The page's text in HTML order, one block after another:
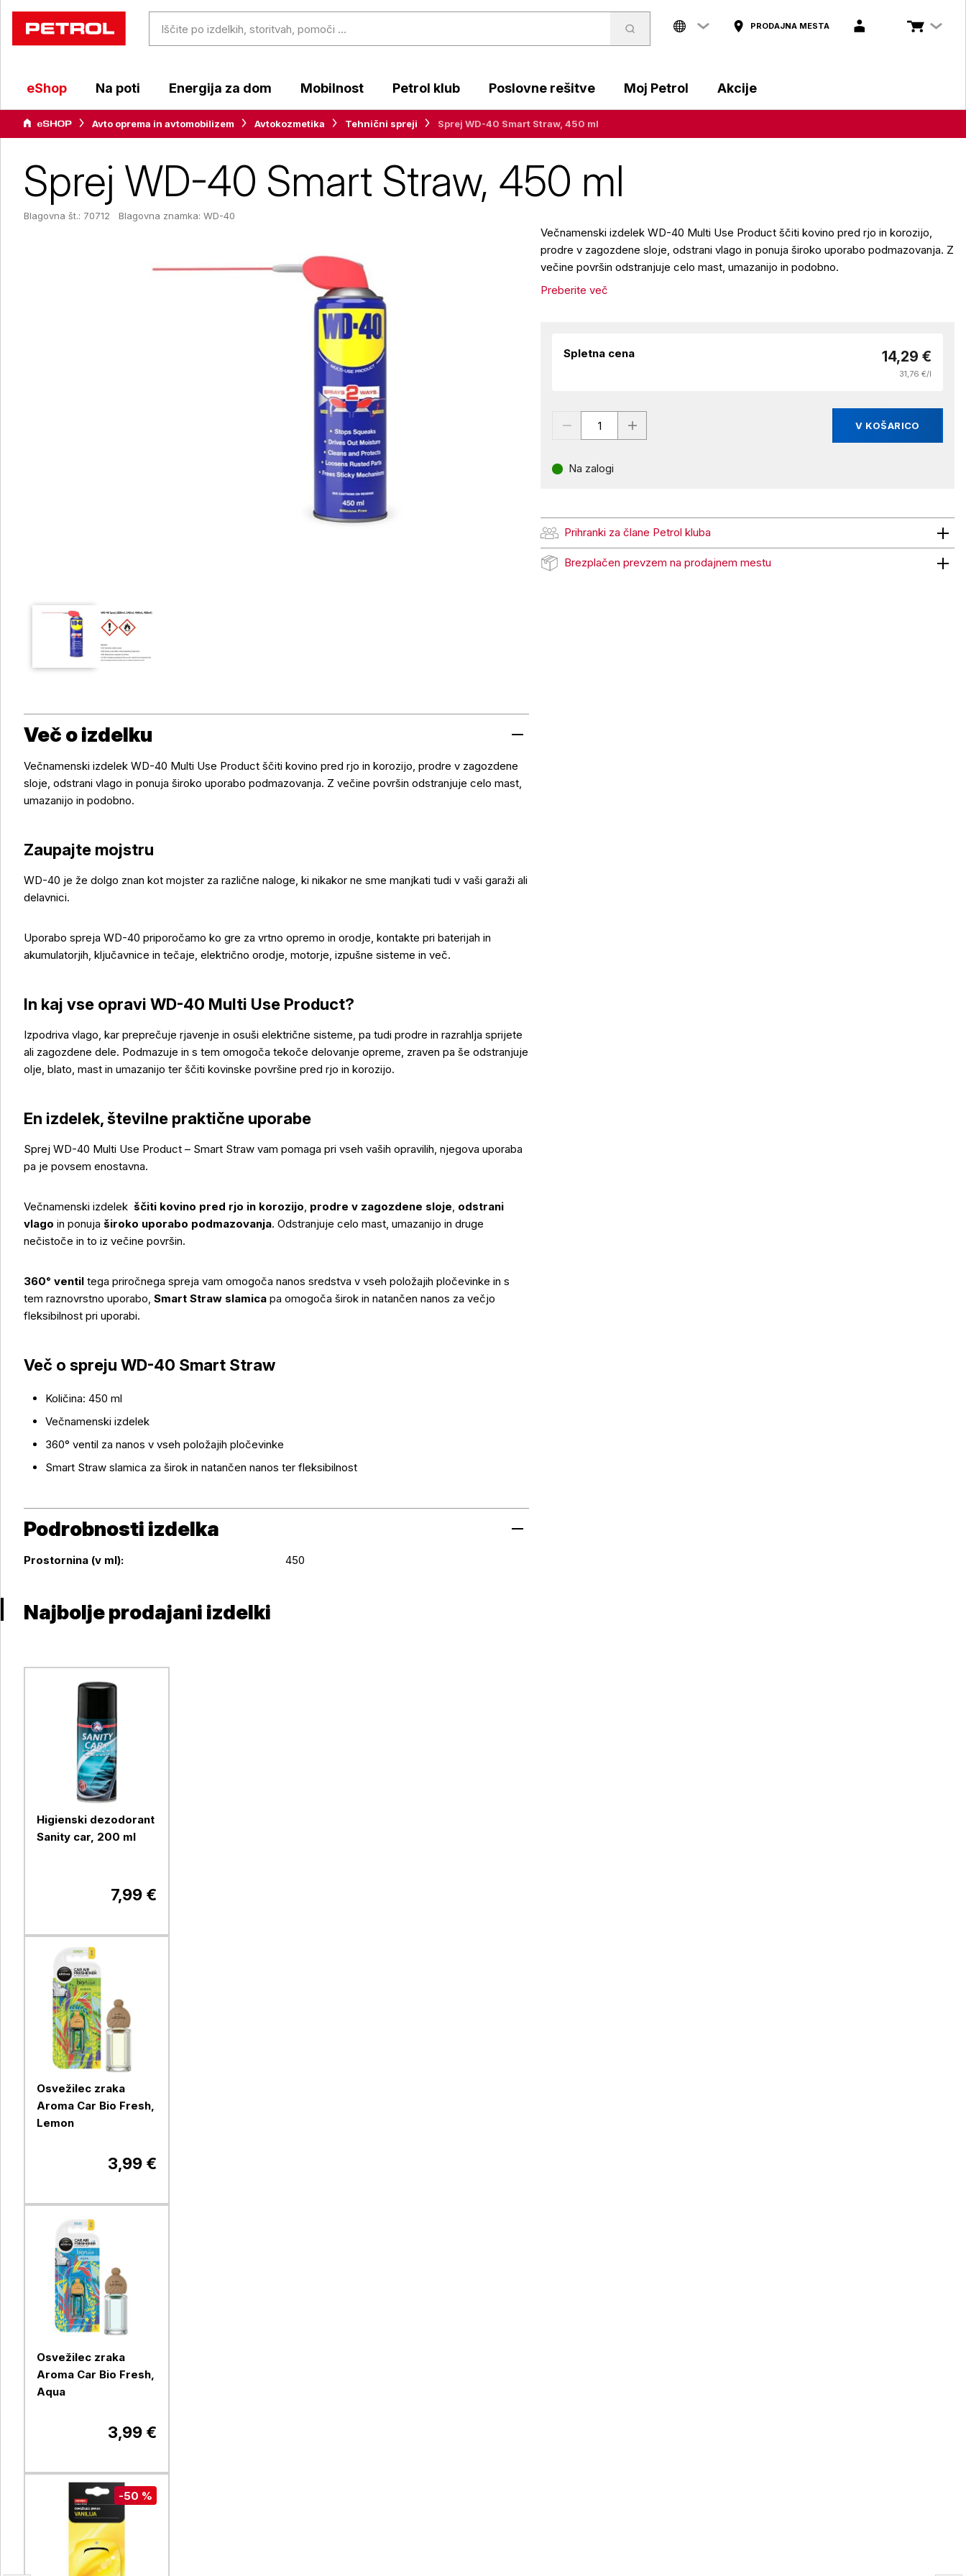
PRODAJNA MESTA
eShop Na poti Energija za dom Mobilnost Petrol klub Poslovne rešitve Moj Petrol Akcije
Avto oprema in avtomobilizem Avtokozmetika Tehnični spreji Sprej WD-40 Smart Straw, 450 ml
Sprej WD-40 Smart Straw, 450 ml
Blagovna št.: 70712 Blagovna znamka: WD-40
Večnamenski izdelek WD-40 Multi Use Product ščiti kovino pred rjo in korozijo,
prodre v zagozdene sloje, odstrani vlago in ponuja široko uporabo podmazovanja. Z
večine površin odstranjuje celo mast, umazanijo in podobno.
Preberite več
Spletna cena 14,29 €
31,76 €/l
V KOŠARICO
Na zalogi
Prihranki za člane Petrol kluba
Prihranki za člane Petrol kluba
Brezplačen prevzem na prodajnem mestu
Brezplačen prevzem na prodajnem mestu
Več o izdelku
Več o izdelku
Večnamenski izdelek WD-40 Multi Use Product ščiti kovino pred rjo in korozijo, prodre v zagozdene
sloje, odstrani vlago in ponuja široko uporabo podmazovanja. Z večine površin odstranjuje celo mast,
umazanijo in podobno.
Zaupajte mojstru
WD-40 je že dolgo znan kot mojster za različne naloge, ki nikakor ne sme manjkati tudi v vaši garaži ali
delavnici.
Uporabo spreja WD-40 priporočamo ko gre za vrtno opremo in orodje, kontakte pri baterijah in
akumulatorjih, ključavnice in tečaje, električno orodje, motorje, izpušne sisteme in več.
In kaj vse opravi WD-40 Multi Use Product?
Izpodriva vlago, kar preprečuje rjavenje in osuši električne sisteme, pa tudi prodre in razrahlja sprijete
ali zagozdene dele. Podmazuje in s tem omogoča tekoče delovanje opreme, zraven pa še odstranjuje
olje, blato, mast in umazanijo ter ščiti kovinske površine pred rjo in korozijo.
En izdelek, številne praktične uporabe
Sprej WD-40 Multi Use Product – Smart Straw vam pomaga pri vseh vaših opravilih, njegova uporaba
pa je povsem enostavna.
Večnamenski izdelek ščiti kovino pred rjo in korozijo, prodre v zagozdene sloje, odstrani
vlago in ponuja široko uporabo podmazovanja. Odstranjuje celo mast, umazanijo in druge
nečistoče in to iz večine površin.
360° ventil tega priročnega spreja vam omogoča nanos sredstva v vseh položajih pločevinke in s
tem raznovrstno uporabo, Smart Straw slamica pa omogoča širok in natančen nanos za večjo
fleksibilnost pri uporabi.
Več o spreju WD-40 Smart Straw
Količina: 450 ml
Večnamenski izdelek
360° ventil za nanos v vseh položajih pločevinke
Smart Straw slamica za širok in natančen nanos ter fleksibilnost
Podrobnosti izdelka
Podrobnosti izdelka
Prostornina (v ml): 450
Najbolje prodajani izdelki
Higienski dezodorant
Sanity car, 200 ml
7,99 €
Osvežilec zraka
Aroma Car Bio Fresh,
Lemon
3,99 €
Osvežilec zraka
Aroma Car Bio Fresh,
Aqua
3,99 €
-50 %